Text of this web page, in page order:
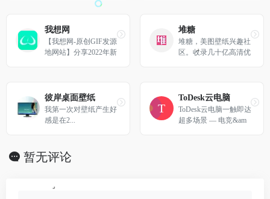
小压缩,图像有损压缩,
压缩,png图像压缩,gif压
缩,gif动图压缩
分享到微信QQ新浪微
博，支持gif动图下载，
表情包下载到手机
我想网
【我想网-原创GIF发源
地网站】分享2022年新
子、在线文案、国外GI
F、梗百科、神回复、
鸡汤等, 求各种GIF出
堆糖
堆糖，美图壁纸兴趣社
区。收录几十亿高清优
灵感，做你的美好研究
所：拥有高清壁纸、情
侣头像、明星爱豆、影
彼岸桌面壁纸
我第一次对壁纸产生好
感是在2...
ToDesk云电脑
ToDesk云电脑一触即达
超多场景 — 电竞&am
暂无评论